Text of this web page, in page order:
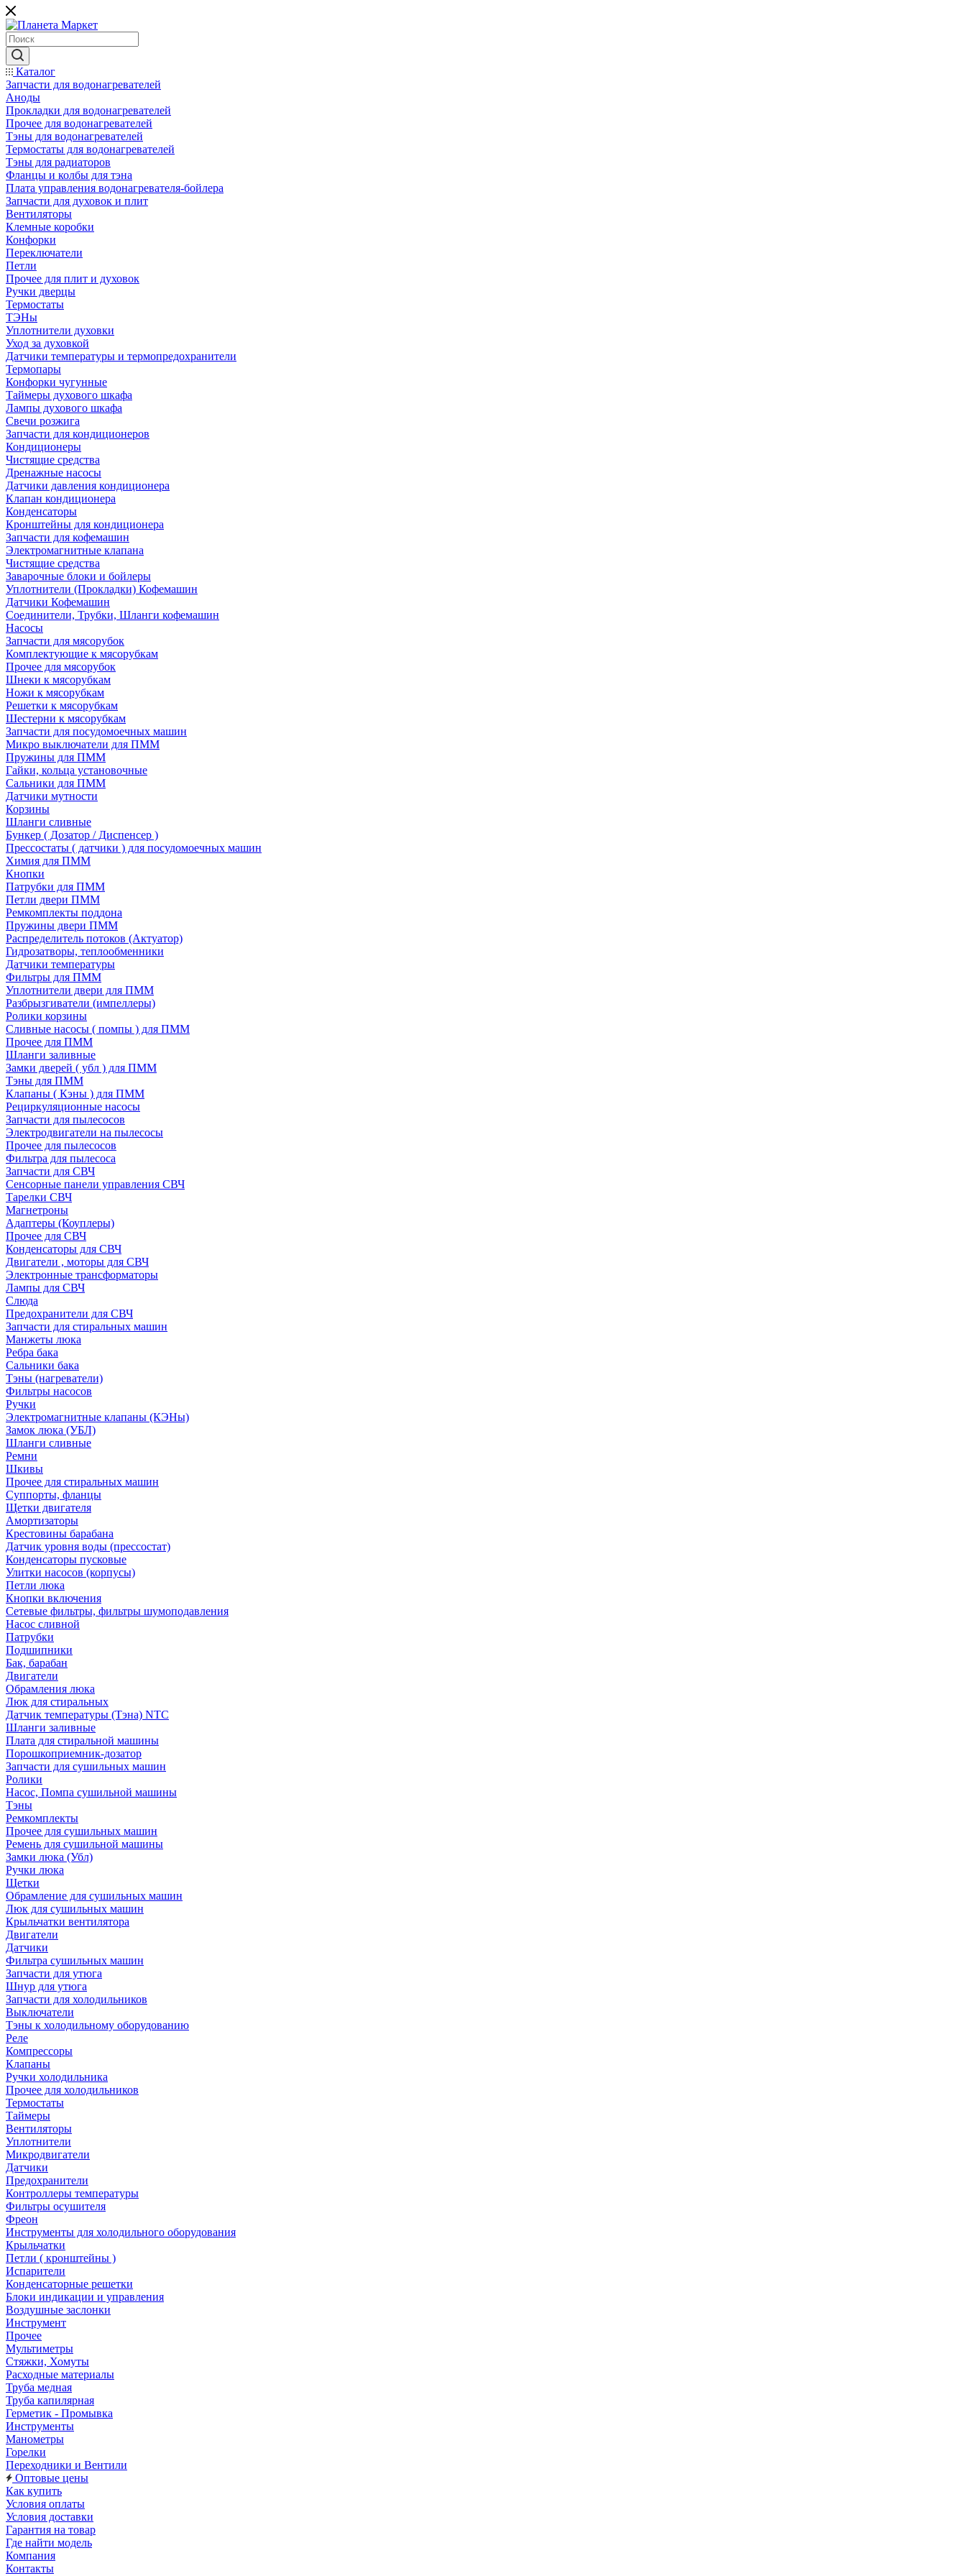
Каталог
Запчасти для водонагревателей
Аноды
Прокладки для водонагревателей
Прочее для водонагревателей
Тэны для водонагревателей
Термостаты для водонагревателей
Тэны для радиаторов
Фланцы и колбы для тэна
Плата управления водонагревателя-бойлера
Запчасти для духовок и плит
Вентиляторы
Клемные коробки
Конфорки
Переключатели
Петли
Прочее для плит и духовок
Ручки дверцы
Термостаты
ТЭНы
Уплотнители духовки
Уход за духовкой
Датчики температуры и термопредохранители
Термопары
Конфорки чугунные
Таймеры духового шкафа
Лампы духового шкафа
Свечи розжига
Запчасти для кондиционеров
Кондиционеры
Чистящие средства
Дренажные насосы
Датчики давления кондиционера
Клапан кондиционера
Конденсаторы
Кронштейны для кондиционера
Запчасти для кофемашин
Электромагнитные клапана
Чистящие средства
Заварочные блоки и бойлеры
Уплотнители (Прокладки) Кофемашин
Датчики Кофемашин
Соединители, Трубки, Шланги кофемашин
Насосы
Запчасти для мясорубок
Комплектующие к мясорубкам
Прочее для мясорубок
Шнеки к мясорубкам
Ножи к мясорубкам
Решетки к мясорубкам
Шестерни к мясорубкам
Запчасти для посудомоечных машин
Микро выключатели для ПММ
Пружины для ПММ
Гайки, кольца установочные
Сальники для ПММ
Датчики мутности
Корзины
Шланги сливные
Бункер ( Дозатор / Диспенсер )
Прессостаты ( датчики ) для посудомоечных машин
Химия для ПММ
Кнопки
Патрубки для ПММ
Петли двери ПММ
Ремкомплекты поддона
Пружины двери ПММ
Распределитель потоков (Актуатор)
Гидрозатворы, теплообменники
Датчики температуры
Фильтры для ПММ
Уплотнители двери для ПММ
Разбрызгиватели (импеллеры)
Ролики корзины
Сливные насосы ( помпы ) для ПММ
Прочее для ПММ
Шланги заливные
Замки дверей ( убл ) для ПММ
Тэны для ПММ
Клапаны ( Кэны ) для ПММ
Рециркуляционные насосы
Запчасти для пылесосов
Электродвигатели на пылесосы
Прочее для пылесосов
Фильтра для пылесоса
Запчасти для СВЧ
Сенсорные панели управления СВЧ
Тарелки СВЧ
Магнетроны
Адаптеры (Коуплеры)
Прочее для СВЧ
Конденсаторы для СВЧ
Двигатели , моторы для СВЧ
Электронные трансформаторы
Лампы для СВЧ
Слюда
Предохранители для СВЧ
Запчасти для стиральных машин
Манжеты люка
Ребра бака
Сальники бака
Тэны (нагреватели)
Фильтры насосов
Ручки
Электромагнитные клапаны (КЭНы)
Замок люка (УБЛ)
Шланги сливные
Ремни
Шкивы
Прочее для стиральных машин
Суппорты, фланцы
Щетки двигателя
Амортизаторы
Крестовины барабана
Датчик уровня воды (прессостат)
Конденсаторы пусковые
Улитки насосов (корпусы)
Петли люка
Кнопки включения
Сетевые фильтры, фильтры шумоподавления
Насос сливной
Патрубки
Подшипники
Бак, барабан
Двигатели
Обрамления люка
Люк для стиральных
Датчик температуры (Тэна) NTC
Шланги заливные
Плата для стиральной машины
Порошкоприемник-дозатор
Запчасти для сушильных машин
Ролики
Насос, Помпа сушильной машины
Тэны
Ремкомплекты
Прочее для сушильных машин
Ремень для сушильной машины
Замки люка (Убл)
Ручки люка
Щетки
Обрамление для сушильных машин
Люк для сушильных машин
Крыльчатки вентилятора
Двигатели
Датчики
Фильтра сушильных машин
Запчасти для утюга
Шнур для утюга
Запчасти для холодильников
Выключатели
Тэны к холодильному оборудованию
Реле
Компрессоры
Клапаны
Ручки холодильника
Прочее для холодильников
Термостаты
Таймеры
Вентиляторы
Уплотнители
Микродвигатели
Датчики
Предохранители
Контроллеры температуры
Фильтры осушителя
Фреон
Инструменты для холодильного оборудования
Крыльчатки
Петли ( кронштейны )
Испарители
Конденсаторные решетки
Блоки индикации и управления
Воздушные заслонки
Инструмент
Прочее
Мультиметры
Стяжки, Хомуты
Расходные материалы
Труба медная
Труба капилярная
Герметик - Промывка
Инструменты
Манометры
Горелки
Переходники и Вентили
Оптовые цены
Как купить
Условия оплаты
Условия доставки
Гарантия на товар
Где найти модель
Компания
Контакты